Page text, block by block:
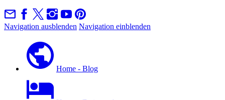
Navigation ausblenden Navigation einblenden
Home - Blog